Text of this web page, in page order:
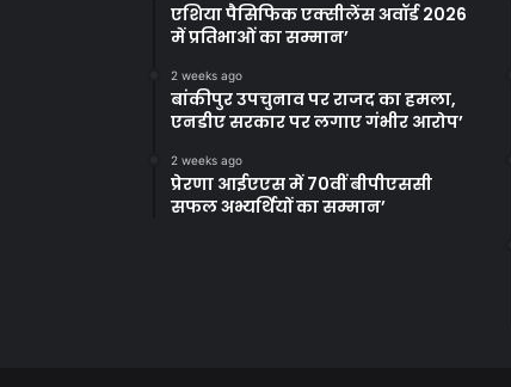
एशिया पैसिफिक एक्सीलेंस अवॉर्ड 2026
में प्रतिभाओं का सम्मान’
2 weeks ago
बांकीपुर उपचुनाव पर राजद का हमला,
एनडीए सरकार पर लगाए गंभीर आरोप’
2 weeks ago
प्रेरणा आईएएस में 70वीं बीपीएससी
सफल अभ्यर्थियों का सम्मान’